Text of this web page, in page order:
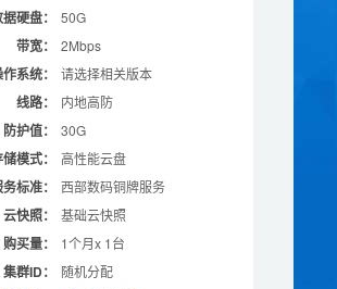
硬盘： 50G
带宽： 2Mbps
系统： 请选择相关版本
线路： 内地高防
防护值： 30G
模式： 高性能云盘
标准： 西部数码铜牌服务
云快照： 基础云快照
购买量： 1个月x 1台
集群ID： 随机分配